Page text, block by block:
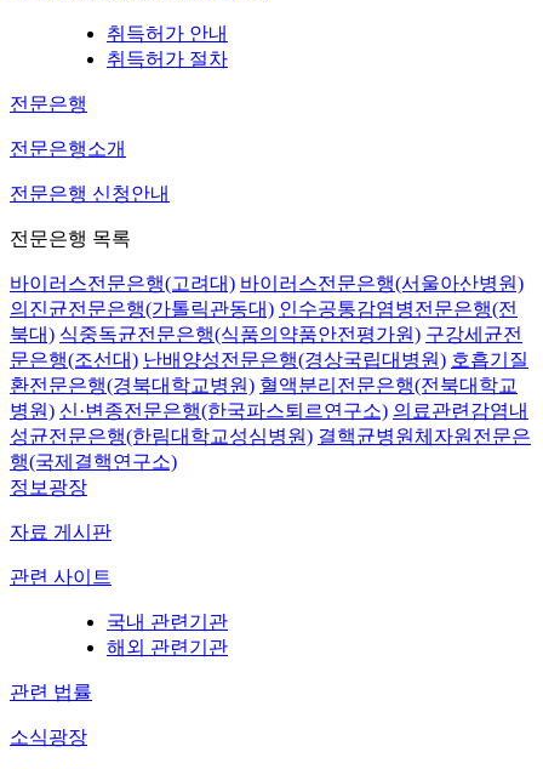
취득허가 안내
취득허가 절차
전문은행
전문은행소개
전문은행 신청안내
전문은행 목록
바이러스전문은행(고려대) 바이러스전문은행(서울아산병원)
의진균전문은행(가톨릭관동대) 인수공통감염병전문은행(전
북대) 식중독균전문은행(식품의약품안전평가원) 구강세균전
문은행(조선대) 난배양성전문은행(경상국립대병원) 호흡기질
환전문은행(경북대학교병원) 혈액분리전문은행(전북대학교
병원) 신·변종전문은행(한국파스퇴르연구소) 의료관련감염내
성균전문은행(한림대학교성심병원) 결핵균병원체자원전문은
행(국제결핵연구소)
정보광장
자료 게시판
관련 사이트
국내 관련기관
해외 관련기관
관련 법률
소식광장